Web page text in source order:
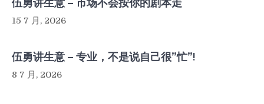
伍勇讲生意 – 市场不会按你的剧本走
15 7 月, 2026
伍勇讲生意 – 专业，不是说自己很”忙”!
8 7 月, 2026